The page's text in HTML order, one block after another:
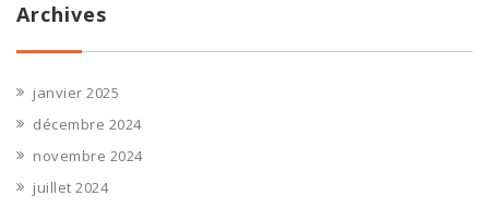
Archives
janvier 2025
décembre 2024
novembre 2024
juillet 2024